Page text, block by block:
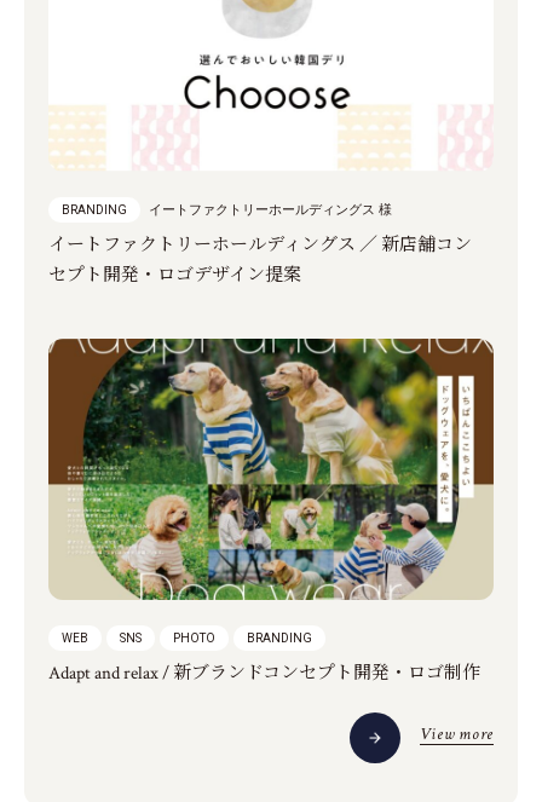
BRANDING イートファクトリーホールディングス 様
イートファクトリーホールディングス ／ 新店舗コン
セプト開発・ロゴデザイン提案
WEB SNS PHOTO BRANDING
Adapt and relax / 新ブランドコンセプト開発・ロゴ制作
View more